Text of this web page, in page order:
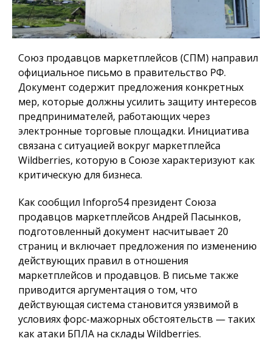
Союз продавцов маркетплейсов (СПМ) направил
официальное письмо в правительство РФ.
Документ содержит предложения конкретных
мер, которые должны усилить защиту интересов
предпринимателей, работающих через
электронные торговые площадки. Инициатива
связана с ситуацией вокруг маркетплейса
Wildberries, которую в Союзе характеризуют как
критическую для бизнеса.
Как сообщил Infopro54президент Союза
продавцов маркетплейсов Андрей Пасынков,
подготовленный документ насчитывает 20
страниц и включает предложения по изменению
действующих правил в отношения
маркетплейсов и продавцов. В письме также
приводится аргументация о том, что
действующая система становится уязвимой в
условиях форс-мажорных обстоятельств — таких
как атаки БПЛА на склады Wildberries.